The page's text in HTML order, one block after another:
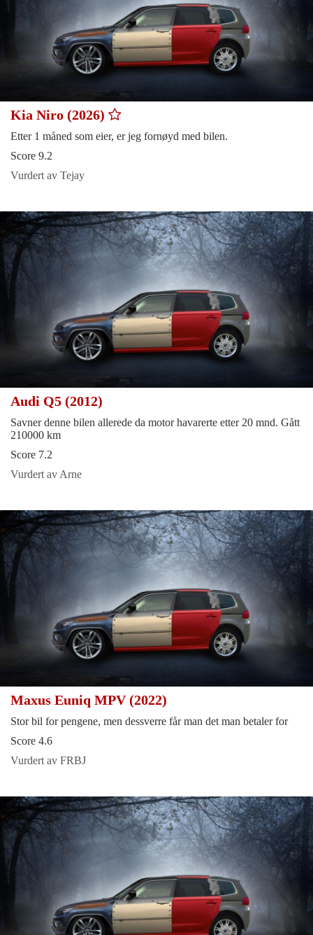
Kia Niro (2026)
Etter 1 måned som eier, er jeg fornøyd med bilen.
Score 9.2
Vurdert av Tejay
Audi Q5 (2012)
Savner denne bilen allerede da motor havarerte etter 20 mnd. Gått
210000 km
Score 7.2
Vurdert av Arne
Maxus Euniq MPV (2022)
Stor bil for pengene, men dessverre får man det man betaler for
Score 4.6
Vurdert av FRBJ